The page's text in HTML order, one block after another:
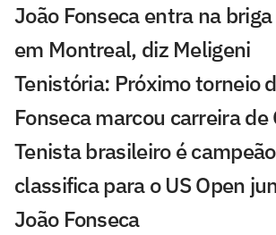
João Fonseca entra na
em Montreal, diz Meligeni
Tenistória: Próximo torneio
Fonseca marcou carreira de
Tenista brasileiro é
classifica para o US Open
João Fonseca